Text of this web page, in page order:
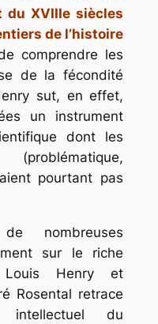
du XVIIIe siècles
de l’histoire
comprendre les
de la fécondité
sut, en effet,
un instrument
dont les
pourtant pas
nombreuses
sur le riche
Henry et
Rosental retrace
du